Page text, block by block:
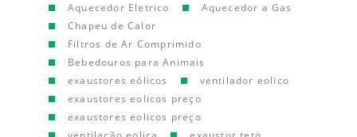
Aquecedor Eletrico
Aquecedor a Gas
Chapeu de Calor
Filtros de Ar Comprimido
Bebedouros para Animais
exaustores eólicos
ventilador eolico
exaustores eolicos preço
exaustores eolicos preço